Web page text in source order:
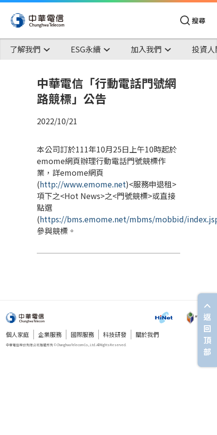
搜尋
了解我們 ESG永續 加入我們 投資
中華電信「行動電話門號網
路競標」公告
2022/10/21
本公司訂於111年10月25日上午10時起於
emome網頁辦理行動電話門號競標作
業，詳emome網頁
(http://www.emome.net)<服務申退租>
項下之<Hot News>之<門號競標>或直接
點選
(https://bms.emome.net/mbms/mobbid/
參與競標。
個人家庭 企業服務 國際服務 科技研發 關於我們
返
回
頂
部